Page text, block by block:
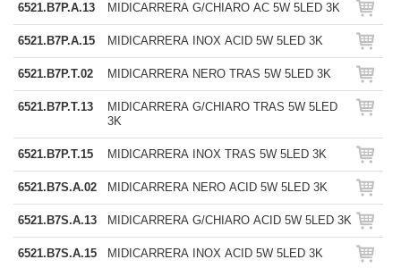
6521.B7P.A.13 MIDICARRERA G/CHIARO AC 5W 5LED 3K
6521.B7P.A.15 MIDICARRERA INOX ACID 5W 5LED 3K
6521.B7P.T.02 MIDICARRERA NERO TRAS 5W 5LED 3K
6521.B7P.T.13
MIDICARRERA G/CHIARO TRAS 5W 5LED
3K
6521.B7P.T.15 MIDICARRERA INOX TRAS 5W 5LED 3K
6521.B7S.A.02 MIDICARRERA NERO ACID 5W 5LED 3K
6521.B7S.A.13 MIDICARRERA G/CHIARO ACID 5W 5LED 3K
6521.B7S.A.15 MIDICARRERA INOX ACID 5W 5LED 3K